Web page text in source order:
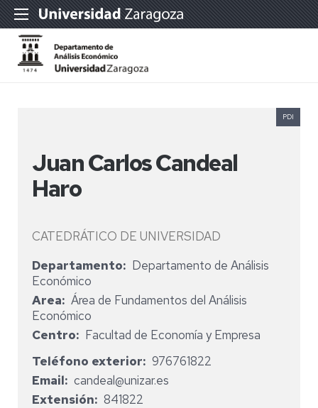
Juan Carlos Candeal
Haro
CATEDRÁTICO DE UNIVERSIDAD
PDI
Departamento
Departamento de Análisis
Económico
Area
Área de Fundamentos del Análisis
Económico
Centro
Facultad de Economía y Empresa
Teléfono exterior
976761822
Email
candeal@unizar.es
Extensión
841822